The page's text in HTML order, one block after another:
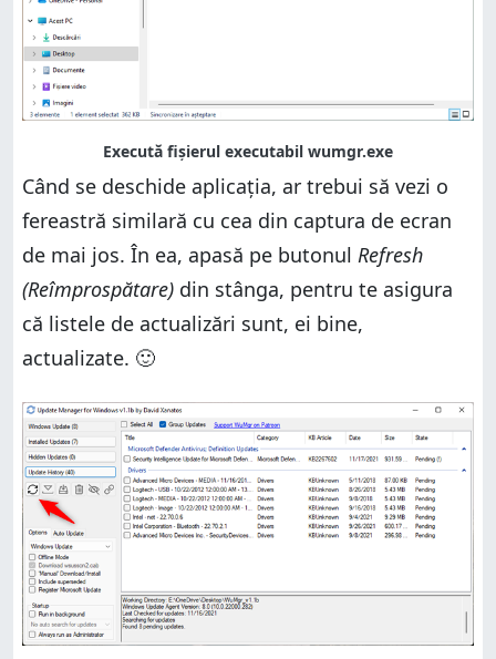
Când se deschide aplicația, ar trebui să vezi o
fereastră similară cu cea din captura de ecran
de mai jos. În ea, apasă pe butonul Refresh
(Reîmprospătare) din stânga, pentru te asigura
că listele de actualizări sunt, ei bine,
actualizate. 🙂